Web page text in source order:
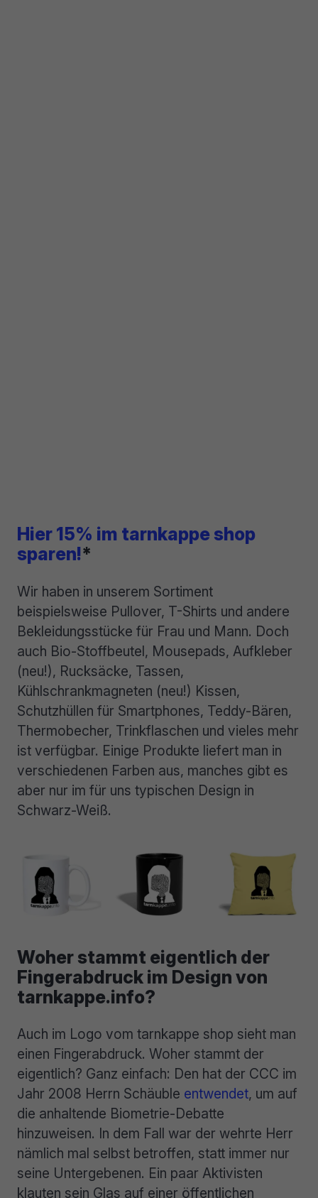
Hier 15% im tarnkappe shop
sparen!*
Wir haben in unserem Sortiment
beispielsweise Pullover, T-Shirts und andere
Bekleidungsstücke für Frau und Mann. Doch
auch Bio-Stoffbeutel, Mousepads, Aufkleber
(neu!), Rucksäcke, Tassen,
Kühlschrankmagneten (neu!) Kissen,
Schutzhüllen für Smartphones, Teddy-Bären,
Thermobecher, Trinkflaschen und vieles mehr
ist verfügbar. Einige Produkte liefert man in
verschiedenen Farben aus, manches gibt es
aber nur im für uns typischen Design in
Schwarz-Weiß.
Woher stammt eigentlich der
Fingerabdruck im Design von
tarnkappe.info?
Auch im Logo vom tarnkappe shop sieht man
einen Fingerabdruck. Woher stammt der
eigentlich? Ganz einfach: Den hat der CCC im
Jahr 2008 Herrn Schäuble entwendet, um auf
die anhaltende Biometrie-Debatte
hinzuweisen. In dem Fall war der wehrte Herr
nämlich mal selbst betroffen, statt immer nur
seine Untergebenen. Ein paar Aktivisten
klauten sein Glas auf einer öffentlichen